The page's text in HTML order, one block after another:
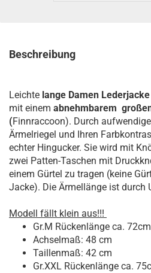
Beschreibung
Leichte lange Damen Lederjacke
mit einem abnehmbarem
(Finnraccoon). Durch
Ärmelriegel und Ihren
echter Hingucker. Sie wird mit
zwei Patten-Taschen mit
einem Gürtel zu tragen (keine
Jacke). Die Ärmellänge ist durch
Modell fällt klein aus!!!
Gr.M Rückenlänge ca. 72cm
Achselmaß: 48 cm
Taillenmaß: 42 cm
Gr.XXL Rückenlänge ca.